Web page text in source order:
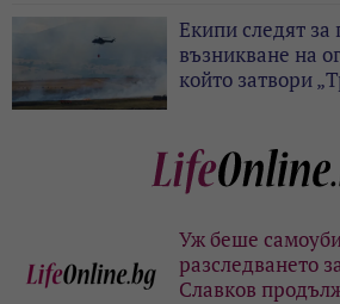
Екипи следят за
възникване на
който затвори
Уж беше
разследването
Славков